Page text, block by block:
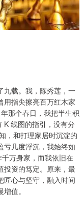
九载。我，陈秀莲，一
用指尖擦亮百万红木家
那个春日，我把半生积
K 线图的指引，没有分
，和打理家居时沉淀的
亏几度浮沉，我始终如
万身家，而我依旧在
投资的笃定。原来，最
匠心与坚守，融入时间
值。